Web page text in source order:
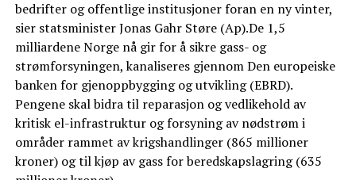
bedrifter og offentlige institusjoner foran en ny vinter,
sier statsminister Jonas Gahr Støre (Ap).De 1,5
milliardene Norge nå gir for å sikre gass- og
strømforsyningen, kanaliseres gjennom Den europeiske
banken for gjenoppbygging og utvikling (EBRD).
Pengene skal bidra til reparasjon og vedlikehold av
kritisk el-infrastruktur og forsyning av nødstrøm i
områder rammet av krigshandlinger (865 millioner
kroner) og til kjøp av gass for beredskapslagring (635